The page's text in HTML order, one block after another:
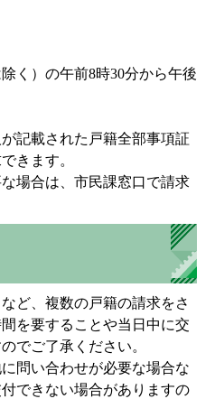
く）の午前8時30分から午後
記載された戸籍全部事項証
きます。
場合は、市民課窓口で請求
ど、複数の戸籍の請求をさ
を要することや当日中に交
でご了承ください。
問い合わせが必要な場合な
できない場合がありますの